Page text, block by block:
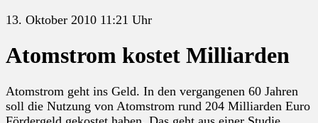
13. Oktober 2010 11:21 Uhr
Atomstrom kostet Milliarden
Atomstrom geht ins Geld. In den vergangenen 60 Jahren
soll die Nutzung von Atomstrom rund 204 Milliarden Euro